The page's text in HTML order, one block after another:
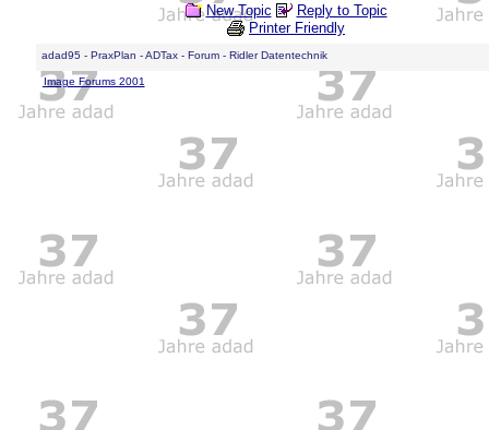
New Topic
Reply to Topic
Printer Friendly
adad95 - PraxPlan - ADTax - Forum - Ridler Datentechnik
Image Forums 2001